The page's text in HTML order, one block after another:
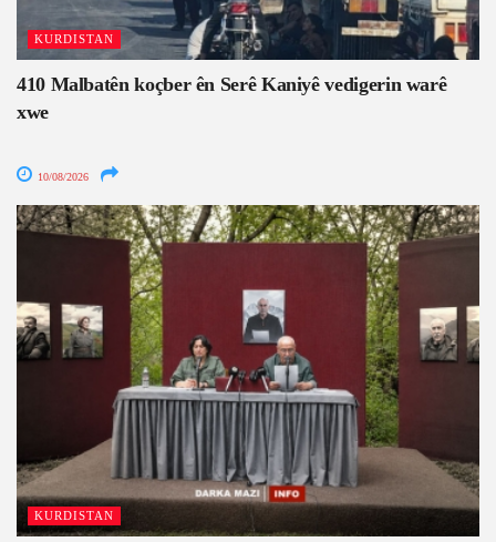
KURDISTAN
410 Malbatên koçber ên Serê Kaniyê vedigerin warê
xwe
10/08/2026
KURDISTAN